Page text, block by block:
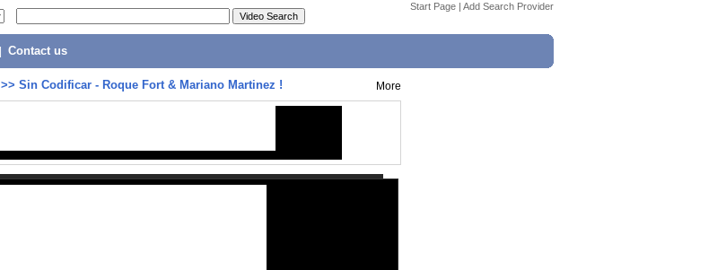
Start Page | Add Search Provider
Contact us
>> Sin Codificar - Roque Fort & Mariano Martinez ! More